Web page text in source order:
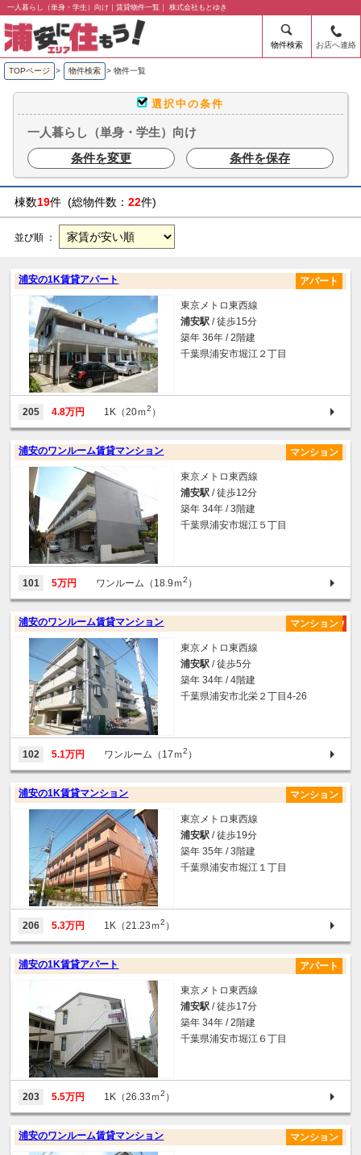
一人暮らし（単身・学生）向け｜賃貸物件一覧｜ 株式会社もとゆき
物件検索 お店へ連絡
TOPページ > 物件検索 > 物件一覧
選択中の条件
一人暮らし（単身・学生）向け
条件を変更
条件を保存
棟数19件 (総物件数： 22件)
並び順 ：
浦安の1K賃貸アパート アパート
東京メトロ東西線
浦安駅 / 徒歩15分
築年 36年 / 2階建
千葉県浦安市堀江２丁目
205 4.8万円 1K（20ｍ2 ）
浦安のワンルーム賃貸マンション マンション
東京メトロ東西線
浦安駅 / 徒歩12分
築年 34年 / 3階建
千葉県浦安市堀江５丁目
101 5万円 ワンルーム（18.9ｍ2 ）
浦安のワンルーム賃貸マンション マンション
東京メトロ東西線
浦安駅 / 徒歩5分
築年 34年 / 4階建
千葉県浦安市北栄２丁目4-26
102 5.1万円 ワンルーム（17ｍ2 ）
浦安の1K賃貸マンション マンション
東京メトロ東西線
浦安駅 / 徒歩19分
築年 35年 / 3階建
千葉県浦安市堀江１丁目
206 5.3万円 1K（21.23ｍ2 ）
浦安の1K賃貸アパート アパート
東京メトロ東西線
浦安駅 / 徒歩17分
築年 34年 / 2階建
千葉県浦安市堀江６丁目
203 5.5万円 1K（26.33ｍ2 ）
浦安のワンルーム賃貸マンション マンション